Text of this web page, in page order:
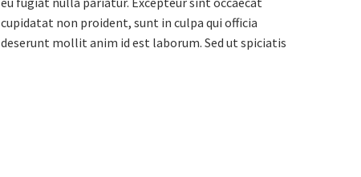
cupidatat non proident, sunt in culpa qui officia
deserunt mollit anim id est laborum. Sed ut spiciatis